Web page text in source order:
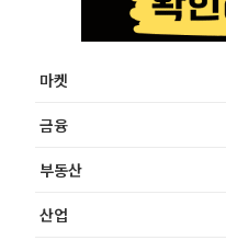
마켓
금융
부동산
산업